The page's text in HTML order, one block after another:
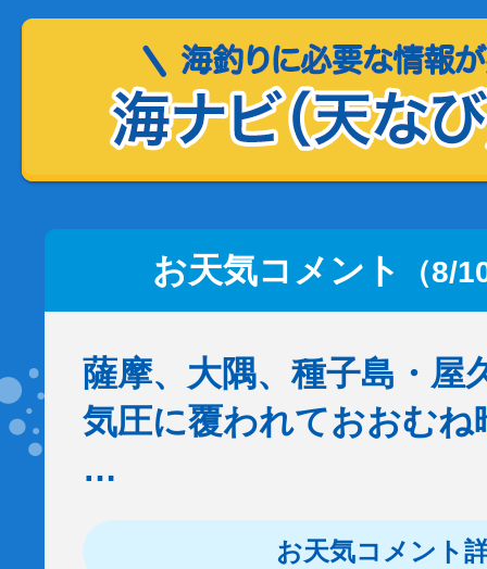
お天気コメント （8/
薩摩、大隅、種子島・屋
気圧に覆われておおむ
…
お天気コメント